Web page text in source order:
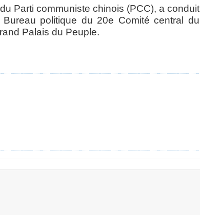
Parti communiste chinois (PCC), a conduit
politique du 20e Comité central du
Palais du Peuple.